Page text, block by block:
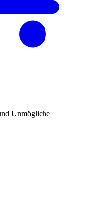
Unmögliche